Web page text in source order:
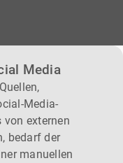
Media
Media-
von externen
bedarf der
manuellen